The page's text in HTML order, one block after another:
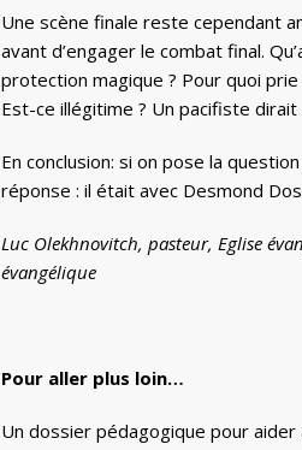
Une scène finale reste cependant
avant d’engager le combat final.
protection magique ? Pour quoi
Est-ce illégitime ? Un pacifiste
En conclusion: si on pose la
réponse : il était avec Desmond
Luc Olekhnovitch, pasteur, Eglise
évangélique
Pour aller plus loin…
Un dossier pédagogique pour aider